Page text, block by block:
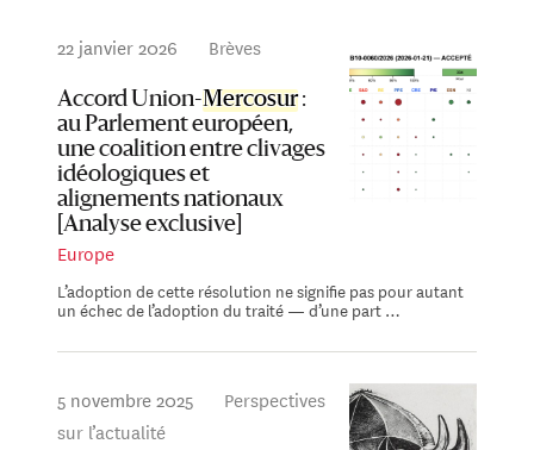
22 janvier 2026 Brèves
Accord Union-Mercosur:
au Parlement européen,
une coalition entre clivages
idéologiques et
alignements nationaux
[Analyse exclusive]
Europe
L’adoption de cette résolution ne signifie pas pour autant
un échec de l’adoption du traité — d’une part …
5 novembre 2025
Perspectives
sur l’actualité